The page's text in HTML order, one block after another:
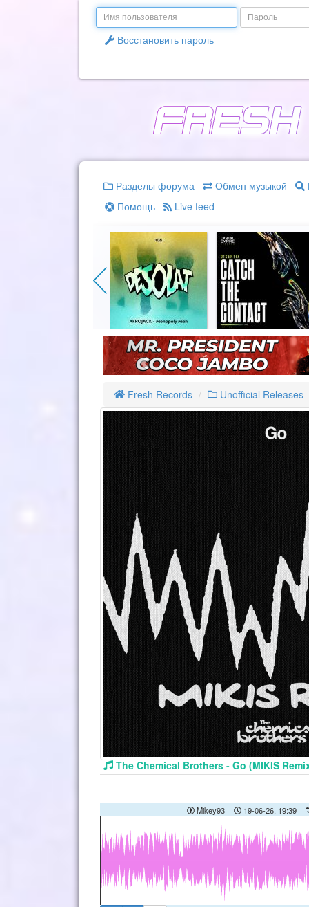
Email
Пароль
Восстановить пароль
Разделы форума Обмен музыкой
Помощь
Live feed
Fresh Records Unofficial Releases
The Chemical Brothers - Go (MIKIS
Mikey93 19-06-26, 19:39